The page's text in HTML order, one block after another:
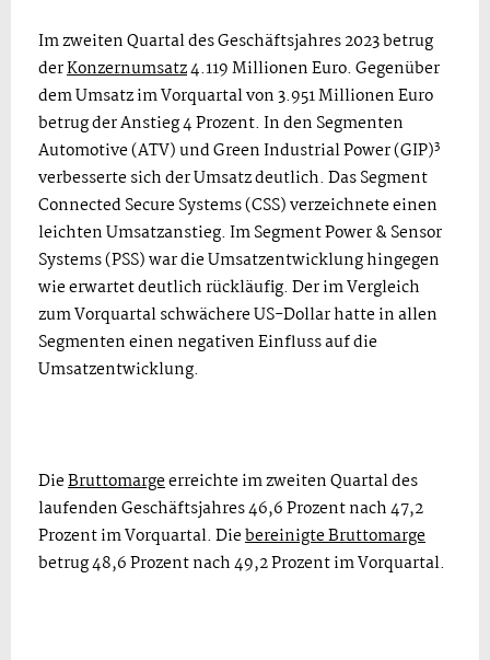
Im zweiten Quartal des Geschäftsjahres 2023 betrug
derKonzernumsatz4.119 Millionen Euro. Gegenüber
dem Umsatz im Vorquartal von 3.951 Millionen Euro
betrug der Anstieg 4 Prozent. In den Segmenten
Automotive (ATV) und Green Industrial Power (GIP)3
verbesserte sich der Umsatz deutlich. Das Segment
Connected Secure Systems (CSS) verzeichnete einen
leichten Umsatzanstieg. Im Segment Power & Sensor
Systems (PSS) war die Umsatzentwicklung hingegen
wie erwartet deutlich rückläufig. Der im Vergleich
zum Vorquartal schwächere US-Dollar hatte in allen
Segmenten einen negativen Einfluss auf die
Umsatzentwicklung.
DieBruttomargeerreichte im zweiten Quartal des
laufenden Geschäftsjahres 46,6 Prozent nach 47,2
Prozent im Vorquartal. Diebereinigte Bruttomarge
betrug 48,6 Prozent nach 49,2 Prozent im Vorquartal.